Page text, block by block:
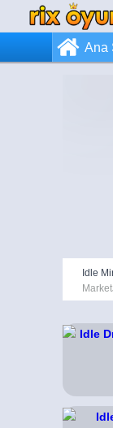
Ana
Idle